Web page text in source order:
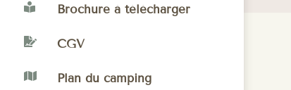
 Brochure à télécharger
 CGV
 Plan du camping